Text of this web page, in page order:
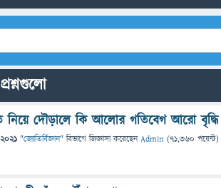
নিয়ে দৌড়ালে কি আলোর গতিবেগ আরো বৃদ্ধি
"জ্যোতির্বিজ্ঞান" বিভাগে জিজ্ঞাসাকরেছেনAdmin (71,360 পয়েন্ট)